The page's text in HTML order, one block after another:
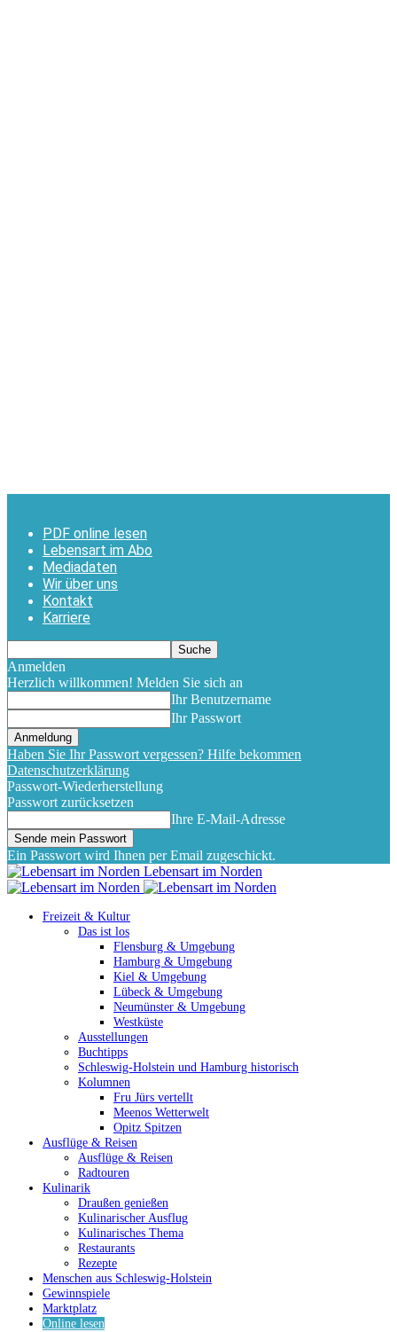
PDF online lesen
Lebensart im Abo
Mediadaten
Wir über uns
Kontakt
Karriere
Anmelden
Herzlich willkommen! Melden Sie sich an
Ihr Benutzername
Ihr Passwort
Haben Sie Ihr Passwort vergessen? Hilfe bekommen
Datenschutzerklärung
Passwort-Wiederherstellung
Passwort zurücksetzen
Ihre E-Mail-Adresse
Ein Passwort wird Ihnen per Email zugeschickt.
Lebensart im Norden
Freizeit & Kultur
Das ist los
Flensburg & Umgebung
Hamburg & Umgebung
Kiel & Umgebung
Lübeck & Umgebung
Neumünster & Umgebung
Westküste
Ausstellungen
Buchtipps
Schleswig-Holstein und Hamburg historisch
Kolumnen
Fru Jürs vertellt
Meenos Wetterwelt
Opitz Spitzen
Ausflüge & Reisen
Ausflüge & Reisen
Radtouren
Kulinarik
Draußen genießen
Kulinarischer Ausflug
Kulinarisches Thema
Restaurants
Rezepte
Menschen aus Schleswig-Holstein
Gewinnspiele
Marktplatz
Online lesen